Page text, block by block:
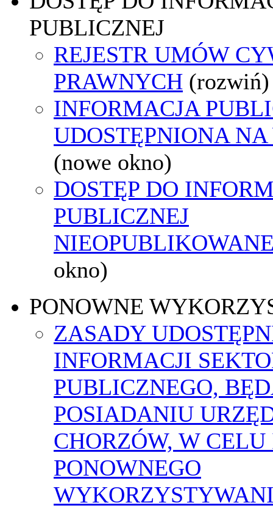
PUBLICZNEJ
REJESTR UMÓW
PRAWNYCH (rozwiń)
INFORMACJA
UDOSTĘPNIONA
(nowe okno)
DOSTĘP DO
PUBLICZNEJ
okno)
PONOWNE
ZASADY
INFORMACJI
PUBLICZNEGO,
POSIADANIU
CHORZÓW, W
PONOWNEGO